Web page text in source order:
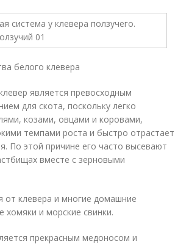
белого клевера
является превосходным
для скота, поскольку легко
козами, овцами и коровами,
темпами роста и быстро отрастает
По этой причине его часто высевают
вместе с зерновыми
от клевера и многие домашние
хомяки и морские свинки.
прекрасным медоносом и